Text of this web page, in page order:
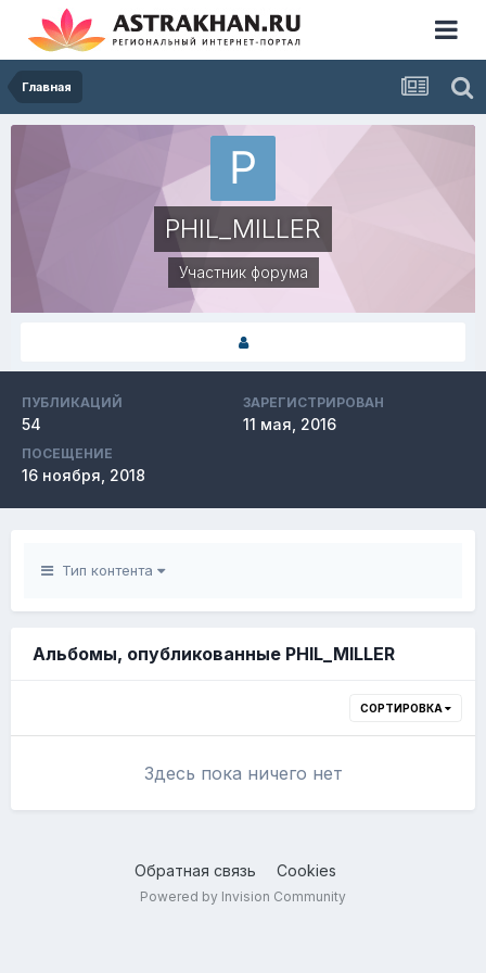
Главная
PHIL_MILLER
Участник форума
ПУБЛИКАЦИЙ
54
ЗАРЕГИСТРИРОВАН
11 мая, 2016
ПОСЕЩЕНИЕ
16 ноября, 2018
Тип контента
Альбомы, опубликованные PHIL_MILLER
СОРТИРОВКА
Здесь пока ничего нет
Обратная связь Cookies
Powered by Invision Community